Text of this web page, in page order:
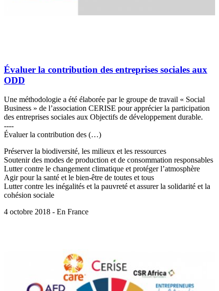
Évaluer la contribution des entreprises sociales aux
ODD
Une méthodologie a été élaborée par le groupe de travail « Social
Business » de l’association CERISE pour apprécier la participation
des entreprises sociales aux Objectifs de développement durable.
----
Évaluer la contribution des (…)
Préserver la biodiversité, les milieux et les ressources
Soutenir des modes de production et de consommation responsables
Lutter contre le changement climatique et protéger l’atmosphère
Agir pour la santé et le bien-être de toutes et tous
Lutter contre les inégalités et la pauvreté et assurer la solidarité et la
cohésion sociale
4 octobre 2018 - En France